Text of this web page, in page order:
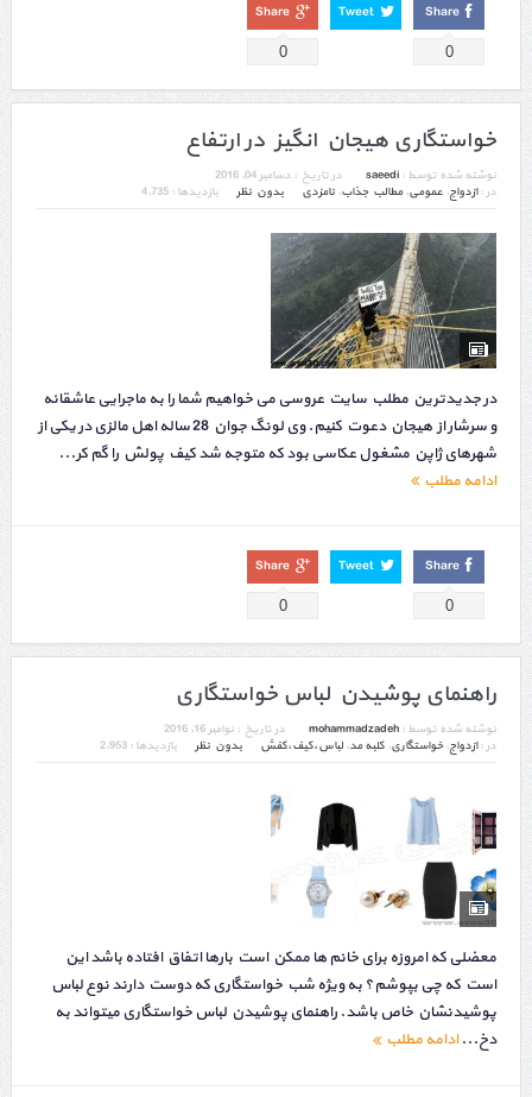
Share
0
Tweet
Share
0
خواستگاری هیجان انگیز در ارتفاع
نوشته شده توسط : saeedi در تاریخ : دسامبر 04, 2016
در :ازدواج, عمومی,مطالب جذاب, نامزدی بدون نظر بازدیدها : 4,735
در جدیدترین مطلب سایت عروسی می خواهیم شما را به ماجرایی عاشقانه
و سرشار از هیجان دعوت کنیم. وی لونگ جوان 28 ساله اهل مالزی در یکی از
شهرهای ژاپن مشغول عکاسی بود که متوجه شد کیف پولش را گم کر...
ادامه مطلب
Share
0
Tweet
Share
0
راهنمای پوشیدن لباس خواستگاری
نوشته شده توسط : mohammadzadeh در تاریخ : نوامبر 16, 2016
در :ازدواج, خواستگاری, کلبه مد, لباس،کیف،کفش بدون نظر بازدیدها : 2,953
معضلی که امروزه برای خانم ها ممکن است بارها اتفاق افتاده باشد این
است که چی بپوشم؟ به ویژه شب خواستگاری که دوست دارند نوع لباس
پوشیدنشان خاص باشد. راهنمای پوشیدن لباس خواستگاری میتواند به
دخ...ادامه مطلب